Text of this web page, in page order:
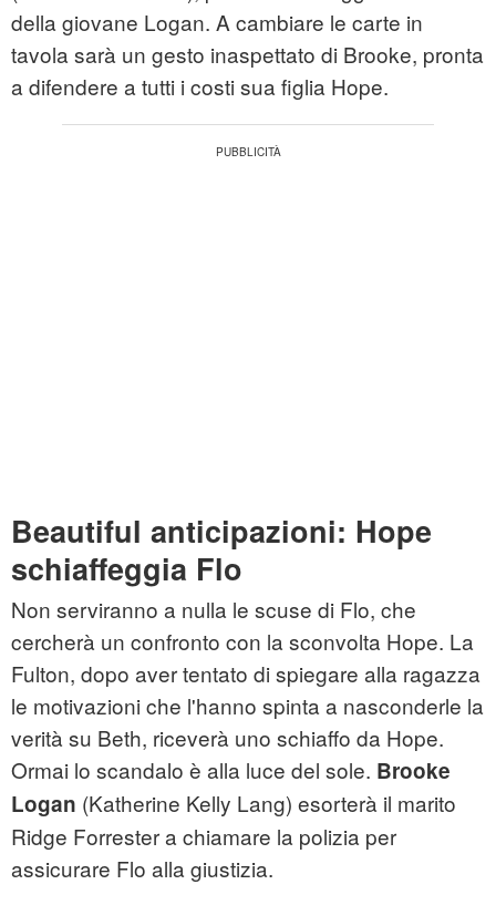
della giovane Logan. A cambiare le carte in
tavola sarà un gesto inaspettato di Brooke, pronta
a difendere a tutti i costi sua figlia Hope.
Beautiful anticipazioni: Hope
schiaffeggia Flo
Non serviranno a nulla le scuse di Flo, che
cercherà un confronto con la sconvolta Hope. La
Fulton, dopo aver tentato di spiegare alla ragazza
le motivazioni che l'hanno spinta a nasconderle la
verità su Beth, riceverà uno schiaffo da Hope.
Ormai lo scandalo è alla luce del sole. Brooke
Logan (Katherine Kelly Lang) esorterà il marito
Ridge Forrester a chiamare la polizia per
assicurare Flo alla giustizia.